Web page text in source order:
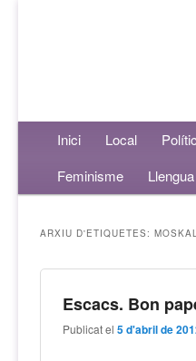
Menú principalAneu al contingut
Aneu al contingut
Inici Local
Feminisme
Llengua
ARXIU D'ETIQUETES:
Escacs. Bon
Publicat el5 d'abril de